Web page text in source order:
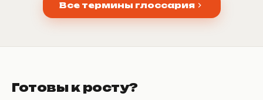
Все термины глоссария
Готовы к росту?